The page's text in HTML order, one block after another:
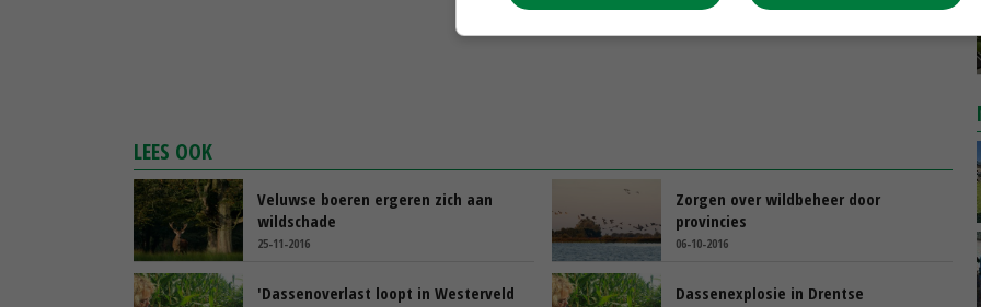
LEES OOK
Veluwse boeren ergeren zich aan
wildschade
25-11-2016
Zorgen over wildbeheer door
provincies
06-10-2016
'Dassenoverlast loopt in Westerveld
Dassenexplosie in Drentse